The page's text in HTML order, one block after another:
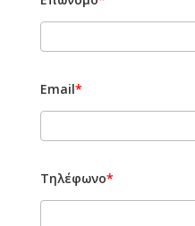
Email*
Τηλέφωνο*